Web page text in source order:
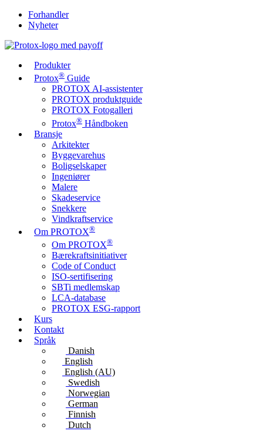
Forhandler
Nyheter
Produkter
Protox® Guide
PROTOX AI-assistenter
PROTOX produktguide
PROTOX Fotogalleri
Protox® Håndboken
Bransje
Arkitekter
Byggevarehus
Boligselskaper
Ingeniører
Malere
Skadeservice
Snekkere
Vindkraftservice
Om PROTOX®
Om PROTOX®
Bærekraftsinitiativer
Code of Conduct
ISO-sertifisering
SBTi medlemskap
LCA-database
PROTOX ESG-rapport
Kurs
Kontakt
Språk
Danish
English
English (AU)
Swedish
Norwegian
German
Finnish
Dutch